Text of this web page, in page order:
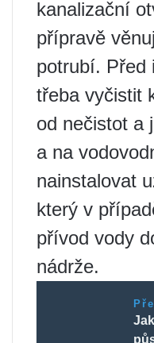
kanalizační
přípravě
potrubí. Před
třeba vyčistit
od nečistot a
a na
nainstalovat
který v
přívod vody
nádrže.